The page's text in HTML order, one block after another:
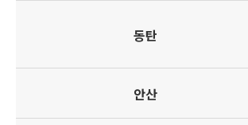
동탄
안산